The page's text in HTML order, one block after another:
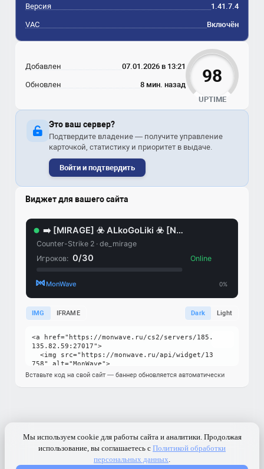
Версия 1.41.7.4
VAC Включён
Добавлен 07.01.2026 в 13:21
Обновлен 8 мин. назад 98
UPTIME
Это ваш сервер?
Подтвердите владение — получите управление
карточкой, статистику и приоритет в выдаче.
Войти и подтвердить
Виджет для вашего сайта
IMG IFRAME Dark Light
Вставьте код на свой сайт — баннер обновляется автоматически